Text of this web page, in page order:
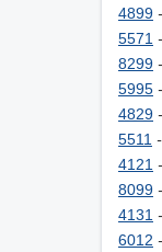
4899
5571
8299
5995
4829
5511
4121
8099
4131
6012